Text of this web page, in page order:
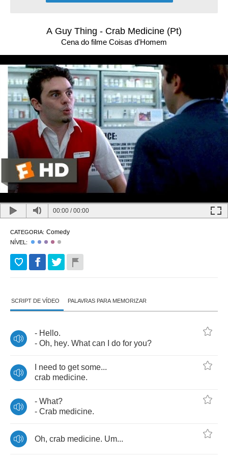
A Guy Thing - Crab Medicine (Pt)
Cena do filme Coisas d'Homem
00:00 /00:00
CATEGORIA: Comedy
NÍVEL:
SCRIPT DE VÍDEO PALAVRAS PARA MEMORIZAR
- Hello.
- Oh, hey. What can do for you?
need to get some...
crаb medicine.
- What?
- Crab medicine.
Oh, crab medicine. Um...